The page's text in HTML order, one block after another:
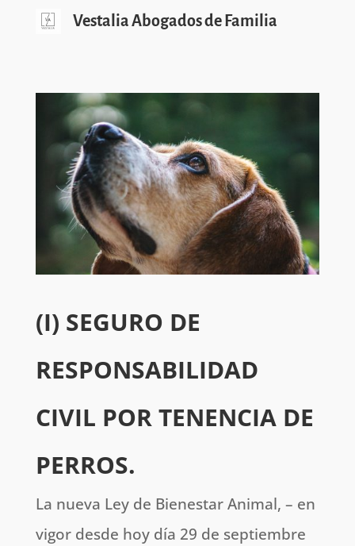
Vestalia Abogados de Familia
(I) SEGURO DE
RESPONSABILIDAD
CIVIL POR TENENCIA DE
PERROS.
La nueva Ley de Bienestar Animal, – en
vigor desde hoy día 29 de septiembre